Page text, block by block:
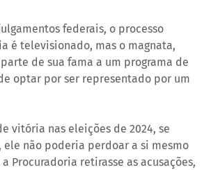
federais, o processo
é televisionado, mas o magnata,
de sua fama a um programa de
optar por ser representado por um
vitória nas eleições de 2024, se
ele não poderia perdoar a si mesmo
Procuradoria retirasse as acusações,